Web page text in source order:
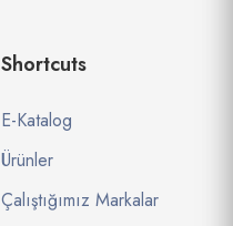
Shortcuts
E-Katalog
Ürünler
Çalıştığımız Markalar